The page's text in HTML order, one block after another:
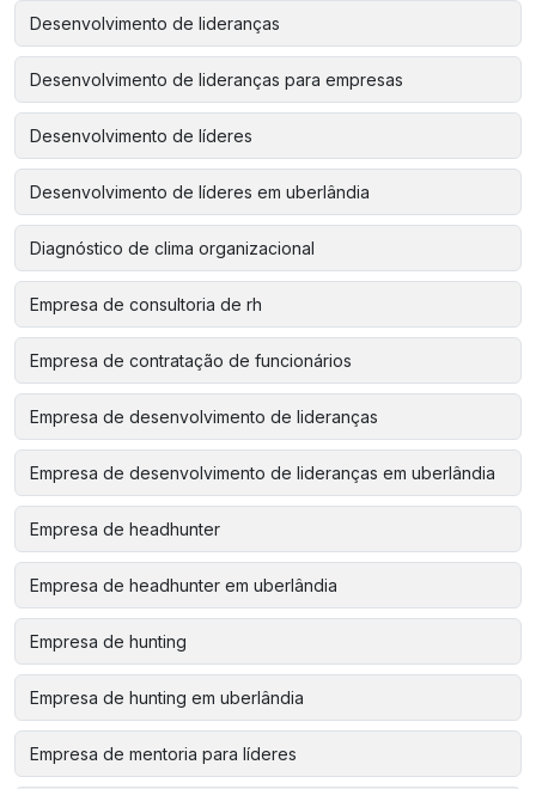
Desenvolvimento de lideranças
Desenvolvimento de lideranças para empresas
Desenvolvimento de líderes
Desenvolvimento de líderes em uberlândia
Diagnóstico de clima organizacional
Empresa de consultoria de rh
Empresa de contratação de funcionários
Empresa de desenvolvimento de lideranças
Empresa de desenvolvimento de lideranças em uberlândia
Empresa de headhunter
Empresa de headhunter em uberlândia
Empresa de hunting
Empresa de hunting em uberlândia
Empresa de mentoria para líderes